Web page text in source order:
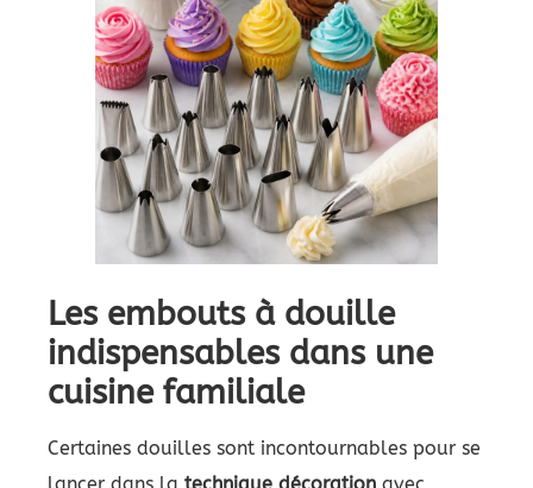
Les embouts à douille
indispensables dans une
cuisine familiale
Certaines douilles sont incontournables pour se
lancer dans la technique décoration avec